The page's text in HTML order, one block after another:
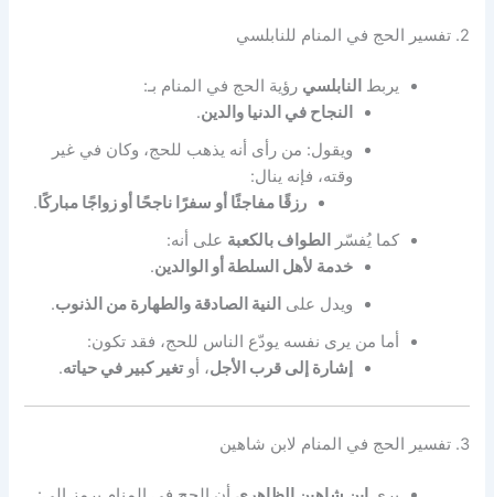
2. تفسير الحج في المنام للنابلسي
يربط النابلسي رؤية الحج في المنام بـ:
النجاح في الدنيا والدين.
ويقول: من رأى أنه يذهب للحج، وكان في غير
وقته، فإنه ينال:
رزقًا مفاجئًا أو سفرًا ناجحًا أو زواجًا مباركًا.
كما يُفسّر
الطواف بالكعبة على أنه:
خدمة لأهل السلطة أو الوالدين.
ويدل على النية الصادقة والطهارة من الذنوب.
أما من يرى نفسه يودّع الناس للحج، فقد تكون:
إشارة إلى قرب الأجل، أوتغير كبير في حياته.
3. تفسير الحج في المنام لابن شاهين